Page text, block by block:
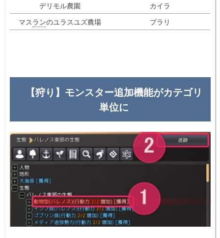
デリモル農園
カイラ
マスランのユラスユズ農場 プラリ
【狩り】モンスター追加機能がカテゴリ
単位に